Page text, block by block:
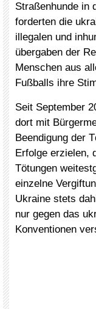
Straßenhunde in
forderten die
illegalen und
übergaben der
Menschen aus
Fußballs ihre
Seit September
dort mit
Beendigung der
Erfolge erzielen,
Tötungen
einzelne
Ukraine stets
nur gegen das
Konventionen